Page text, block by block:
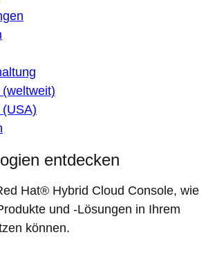
entdecken
Hat® Hybrid Cloud Console, wie
und -Lösungen in Ihrem
können.